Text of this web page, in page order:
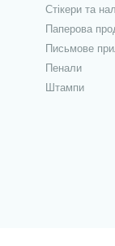
Стікери та
Паперова
Письмове
Пенали
Штампи